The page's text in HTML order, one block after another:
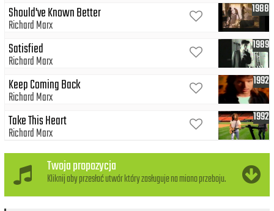
1988
Should've Known Better
Richard Marx
1989
Satisfied
Richard Marx
1992
Keep Coming Back
Richard Marx
1992
Take This Heart
Richard Marx
Twoja propozycja
Kliknij aby przesłać utwór który zasługuje na miano przeboju.